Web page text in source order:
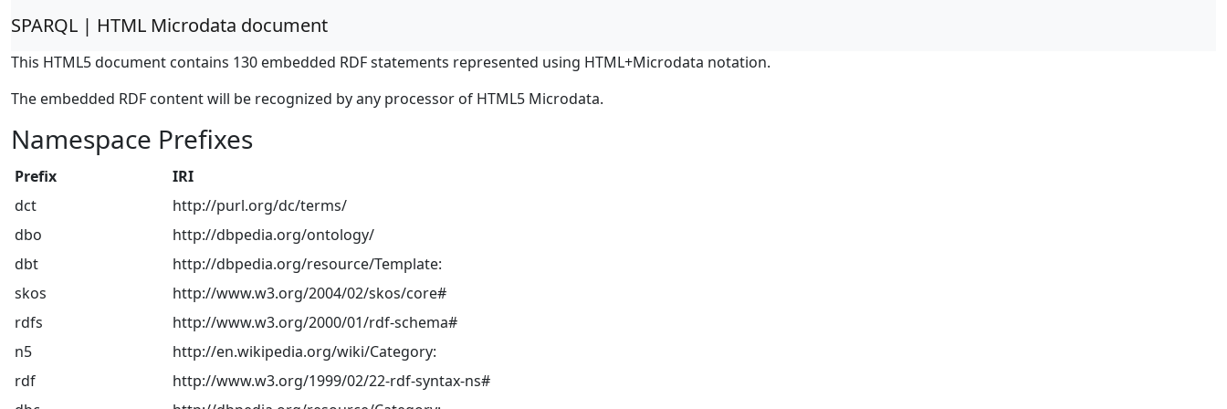
SPARQL | HTML Microdata document
This HTML5 document contains 130 embedded RDF statements represented using HTML+Microdata notation.
The embedded RDF content will be recognized by any processor of HTML5 Microdata.
Namespace Prefixes
Prefix
IRI
dct
http://purl.org/dc/terms/
dbo
http://dbpedia.org/ontology/
dbt
http://dbpedia.org/resource/Template:
skos
http://www.w3.org/2004/02/skos/core#
rdfs
http://www.w3.org/2000/01/rdf-schema#
n5
http://en.wikipedia.org/wiki/Category:
rdf
http://www.w3.org/1999/02/22-rdf-syntax-ns#